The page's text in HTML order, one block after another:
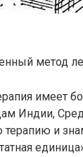
метод
Индии,
и